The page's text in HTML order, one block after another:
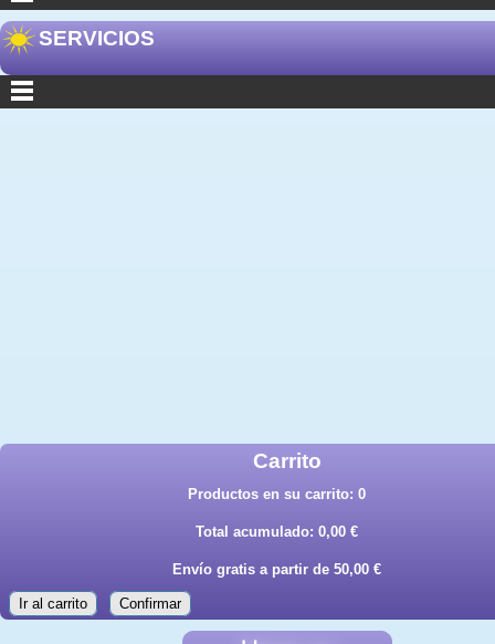
SERVICIOS
Carrito
Productos en su carrito: 0
Total acumulado: 0,00 €
Envío gratis a partir de 50,00 €
Ir al carrito Confirmar